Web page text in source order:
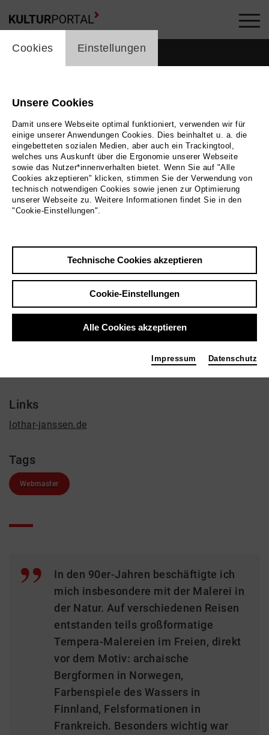
Lothar Janssen
Kontakt
Gutenbergstr. 13
Links
lothar-janssen.de
Tags
Webmaster
In den 90er-Jahren beschäftigte ich
mich insbesondere mit der Malerei in
der Natur. Auf verschiedenen Reisen
entstanden teils großformatige
Tempera-Malereien im Freien, direkt
vor dem Motiv: archaische
Bergformen in Norwegen,
Farbenspiele des Wassers in
Finnland, Felsformationen in
Frankreich. Besonders wichtig war
cookie_layer
Cookies Einstellungen
Unsere Cookies
Damit unsere Webseite optimal funktioniert, verwenden wir für
einige unserer Anwendungen Cookies. Dies beinhaltet u. a. die
eingebetteten sozialen Medien, aber auch ein Trackingtool,
welches uns Auskunft über die Ergonomie unserer Webseite
sowie das Nutzer*innenverhalten bietet. Wenn Sie auf "Alle
Cookies akzeptieren" klicken, stimmen Sie der Verwendung von
technisch notwendigen Cookies sowie jenen zur Optimierung
unserer Webseite zu. Weitere Informationen findet Sie in den
"Cookie-Einstellungen".
Technische Cookies akzeptieren
Cookie-Einstellungen
Alle Cookies akzeptieren
Impressum Datenschutz